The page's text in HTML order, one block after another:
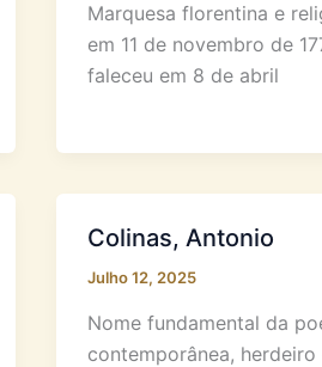
Marquesa florentina e
em 11 de novembro de
faleceu em 8 de abril
Colinas, Antonio
Julho 12, 2025
Nome fundamental da
contemporânea,